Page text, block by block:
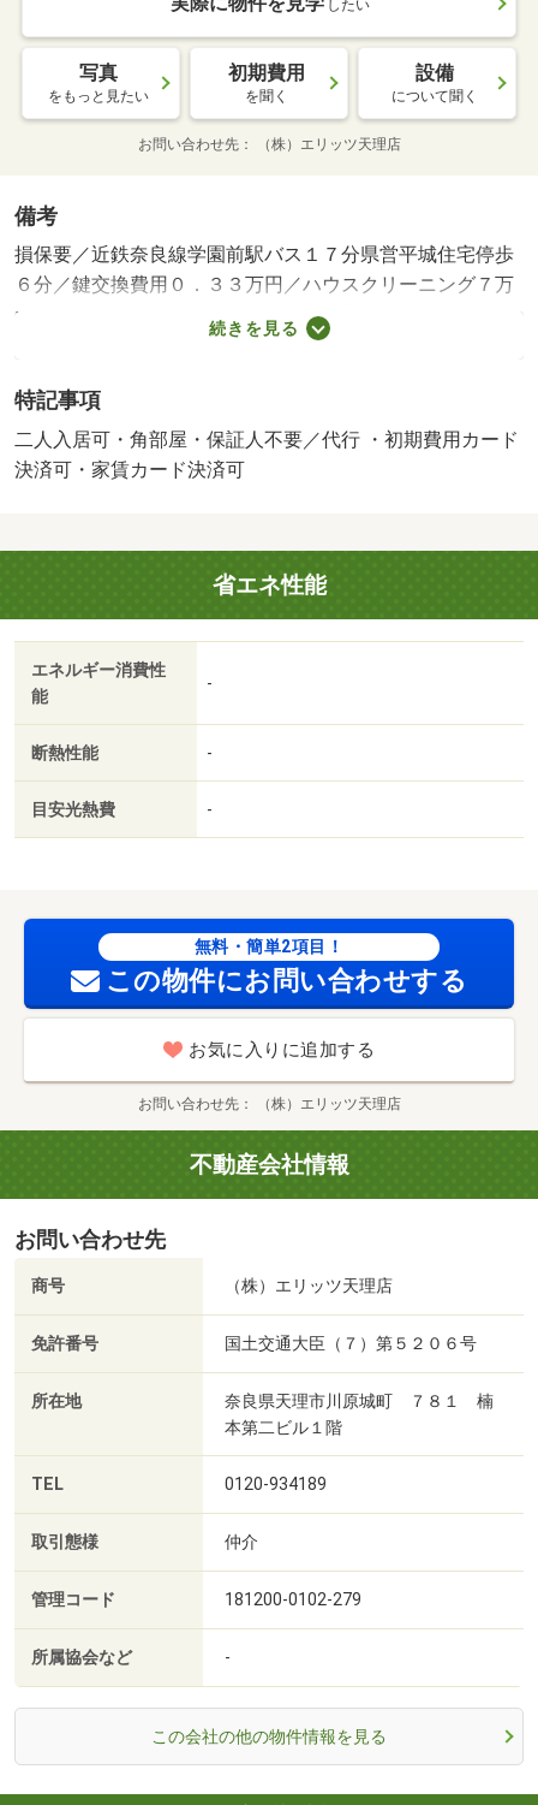
したい
写真
をもっと見たい
初期費用
を聞く
設備
について聞く
お問い合わせ先 （株）エリッツ天理店
備考
損保要／近鉄奈良線学園前駅バス１７分県営平城住宅停歩
６分／鍵交換費用０．３３万円／ハウスクリーニング７万
円／入居サポート：１９８０円／月 家賃保証料：１９２
０円／月 更新事務手数料：２２０００円／更新時／保証
可／バストイレ別／バルコニー／ガスコンロ対応／クロゼ
ット／シャワー付洗面台／ＴＶインターホン／浴室乾燥機
／室内洗濯置／シューズボックス／システムキッチン／追
チン／防犯カメラ／照明付／全居室洋室／ウォークインク
ロゼット／保証人不要／クッションフロア／収納１間半／
エアコン２台／ネット使用料不要／築２年以内／未入居／
敷地内ごみ置き場／セキュリティ会社加入済／都市ガス／
ＢＳ／礼金１ヶ月／ＩＴ重説 対応物件／初期費用カード
決済可／家賃カード決済可／ファミリーマートならやま大
ーパー）まで３００ｍ／ファミリーマート奈良鶴舞東町店
（コンビニ）まで９００ｍ／高の原中央病院（病院）まで
１９００ｍ／奈良登美ヶ丘郵便局（郵便局）まで１３００
続きを見る
特記事項
二人入居可・角部屋・保証人不要／代行 ・初期費用カード
決済可・家賃カード決済可
省エネ性能
エネルギー消費性
能
-
断熱性能 -
目安光熱費 -
無料・簡単2項目！
この物件にお問い合わせする
お気に入りに追加する
お問い合わせ先 （株）エリッツ天理店
不動産会社情報
お問い合わせ先
商号 （株）エリッツ天理店
免許番号 国土交通大臣（７）第５２０６号
所在地
奈良県天理市川原城町 ７８１ 楠
本第二ビル１階
TEL 0120-934189
取引態様 仲介
管理コード 181200-0102-279
所属協会など -
この会社の他の物件情報を見る